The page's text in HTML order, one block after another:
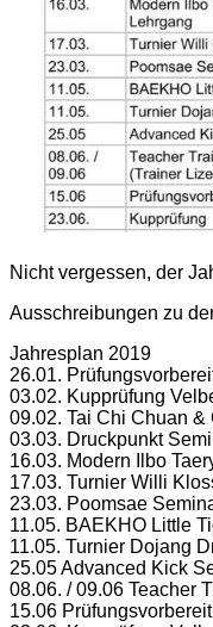
Nicht vergessen, der
Ausschreibungen zu
Jahresplan 2019
26.01.
03.02. Kupprüfung
09.02. Tai Chi Chuan
03.03. Druckpunkt
16.03. Modern Ilbo
17.03. Turnier Willi
23.03. Poomsae
11.05. BAEKHO Little
11.05. Turnier Dojang
25.05 Advanced Kick
08.06. / 09.06 Teacher
15.06